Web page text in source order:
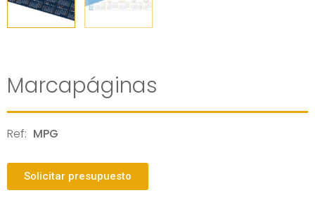
Marcapáginas
Ref: MPG
Solicitar presupuesto